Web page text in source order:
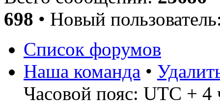
698 • Новый
Список форумов
Наша команда •
Часовой пояс: UTC + 4